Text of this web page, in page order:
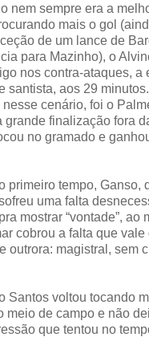
nem sempre era a
mais o gol
de um lance de
para Mazinho), o
nos contra-ataques, a
santista, aos 29
cenário, foi o
grande finalização fora
no gramado e
primeiro tempo, Ganso,
uma falta
mostrar “vontade”, ao
cobrou a falta que
outrora: magistral, sem
Santos voltou tocando
meio de campo e não
que tentou no